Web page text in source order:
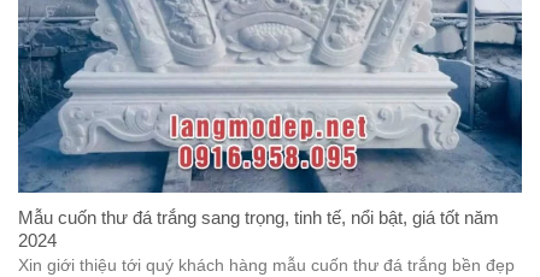
Mẫu cuốn thư đá trắng sang trọng, tinh tế, nổi bật, giá tốt năm
2024
Xin giới thiệu tới quý khách hàng mẫu cuốn thư đá trắng bền đẹp